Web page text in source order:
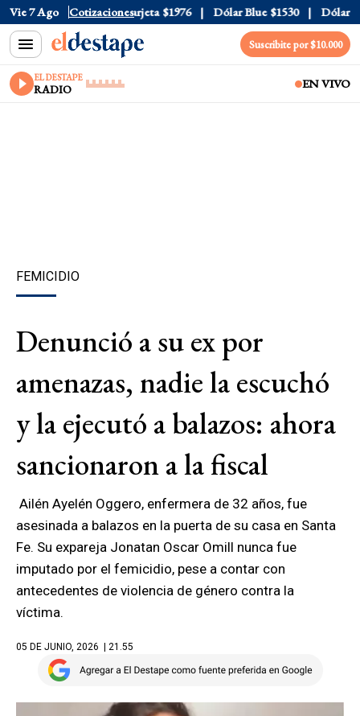
Vie 7 Ago Cotizaciones
$1520 Dólar Tarjeta $1976 Dólar Blue $1530 Dólar CCL
Suscribite por $10.000
EL DESTAPE
RADIO EN VIVO
FEMICIDIO
Denunció a su ex por
amenazas, nadie la escuchó
y la ejecutó a balazos: ahora
sancionaron a la fiscal
Ailén Ayelén Oggero, enfermera de 32 años, fue
asesinada a balazos en la puerta de su casa en Santa
Fe. Su expareja Jonatan Oscar Omill nunca fue
imputado por el femicidio, pese a contar con
antecedentes de violencia de género contra la
víctima.
05 DE JUNIO, 2026 | 21.55